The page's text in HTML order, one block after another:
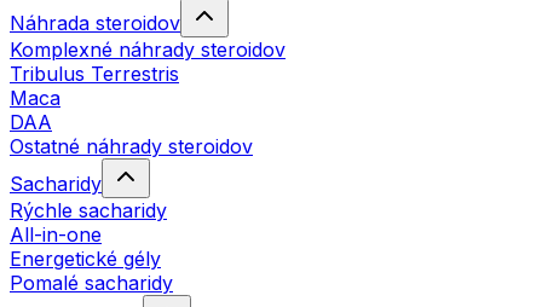
Náhrada steroidov
Komplexné náhrady steroidov
Tribulus Terrestris
Maca
DAA
Ostatné náhrady steroidov
Sacharidy
Rýchle sacharidy
All-in-one
Energetické gély
Pomalé sacharidy